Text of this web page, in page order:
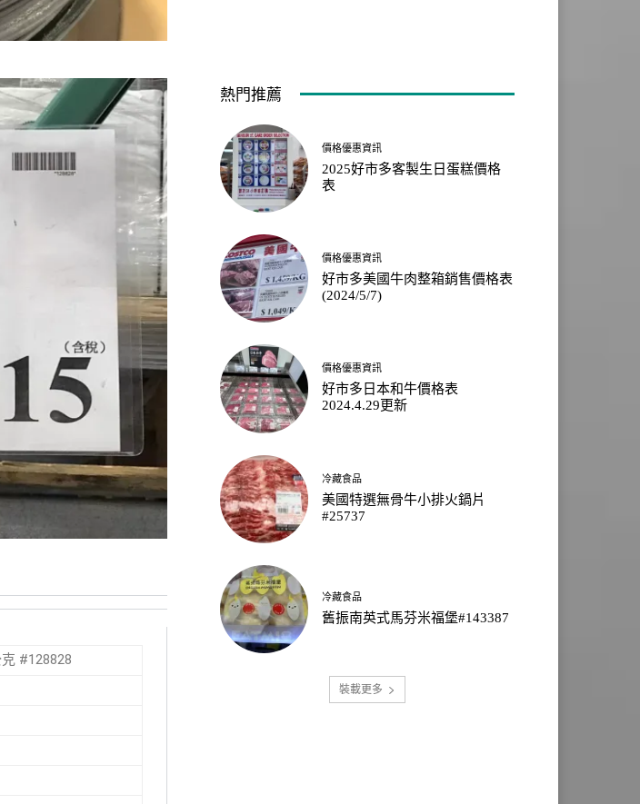
#128828
熱門推薦
價格優惠資訊
2025好市多客製生日蛋糕價格
表
價格優惠資訊
好市多美國牛肉整箱銷售價格表
(2024/5/7)
價格優惠資訊
好市多日本和牛價格表
2024.4.29更新
冷藏食品
美國特選無骨牛小排火鍋片
#25737
冷藏食品
舊振南英式馬芬米福堡#143387
裝載更多